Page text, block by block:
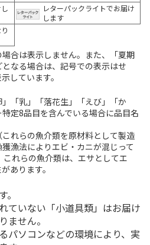
レターパックライトでお届け
します
合は表示しません。また、「夏期
なる場合は、記号での表示はせ
しています。
「乳」「落花生」「えび」「か
定8品目を含んでいる場合に品目名
れらの魚介類を原材料として製造
漁法によりエビ・カニが混じって
れらの魚介類は、エサとしてエ
あります。
ていない「小道具類」はお届け
ません。
パソコンなどの環境により、実